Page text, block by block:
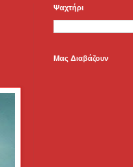
Ψαχτήρι
Μας Διαβάζουν